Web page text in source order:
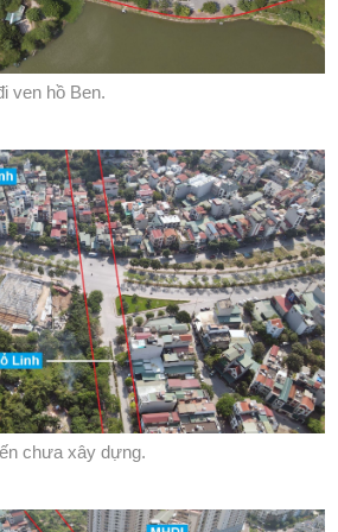
ven hồ Ben.
chưa xây dựng.